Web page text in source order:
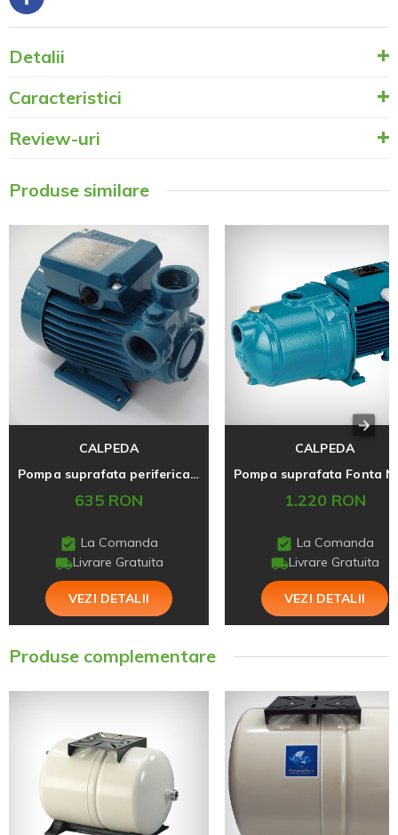
Detalii
Caracteristici
Review-uri
Produse similare
CALPEDA
Pompa suprafata periferica CTM61
635 RON
La Comanda
Livrare Gratuita
VEZI DETALII
CALPEDA
1.220 RON
La Comanda
Livrare Gratuita
VEZI DETALII
Produse complementare